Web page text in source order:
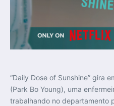
“Daily Dose of Sunshine” gira
(Park Bo Young), uma
trabalhando no departamento